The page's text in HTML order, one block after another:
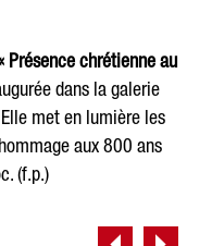
Présence chrétienne au
dans la galerie
met en lumière les
aux 800 ans
(f.p.)